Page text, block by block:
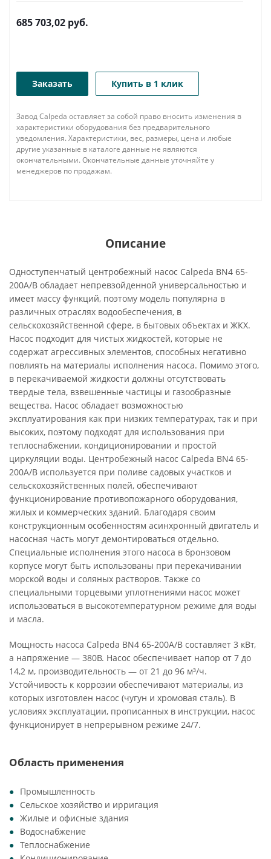
685 703,02 руб.
Заказать Купить в 1 клик
Завод Calpeda оставляет за собой право вносить изменения в
характеристики оборудования без предварительного
уведомления. Характеристики, вес, размеры, цена и любые
другие указанные в каталоге данные не являются
окончательными. Окончательные данные уточняйте у
менеджеров по продажам.
Описание
Одноступенчатый центробежный насос Calpeda BN4 65-
200A/B обладает непревзойденной универсальностью и
имеет массу функций, поэтому модель популярна в
различных отраслях водообеспечения, в
сельскохозяйственной сфере, в бытовых объектах и ЖКХ.
Насос подходит для чистых жидкостей, которые не
содержат агрессивных элементов, способных негативно
повлиять на материалы исполнения насоса. Помимо этого,
в перекачиваемой жидкости должны отсутствовать
твердые тела, взвешенные частицы и газообразные
вещества. Насос обладает возможностью
эксплуатирования как при низких температурах, так и при
высоких, поэтому подходят для использования при
теплоснабжении, кондиционировании и простой
циркуляции воды. Центробежный насос Calpeda BN4 65-
200A/B используется при поливе садовых участков и
сельскохозяйственных полей, обеспечивают
функционирование противопожарного оборудования,
жилых и коммерческих зданий. Благодаря своим
конструкционным особенностям асинхронный двигатель и
насосная часть могут демонтироваться отдельно.
Специальные исполнения этого насоса в бронзовом
корпусе могут быть использованы при перекачивании
морской воды и соляных растворов. Также со
специальными торцевыми уплотнениями насос может
использоваться в высокотемпературном режиме для воды
и масла.
Мощность насоса Calpeda BN4 65-200A/B составляет 3 кВт,
а напряжение — 380В. Насос обеспечивает напор от 7 до
14,2 м, производительность — от 21 до 96 м³/ч.
Устойчивость к коррозии обеспечивают материалы, из
которых изготовлен насос (чугун и хромовая сталь). В
условиях эксплуатации, прописанных в инструкции, насос
функционирует в непрерывном режиме 24/7.
Область применения
Промышленность
Сельское хозяйство и ирригация
Жилые и офисные здания
Водоснабжение
Теплоснабжение